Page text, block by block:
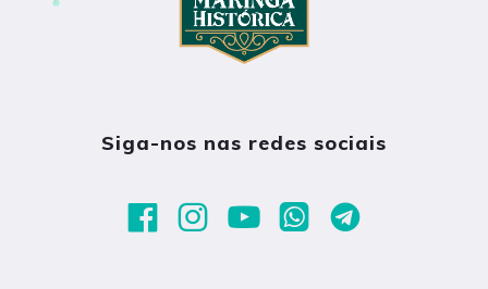
Siga-nos nas redes sociais